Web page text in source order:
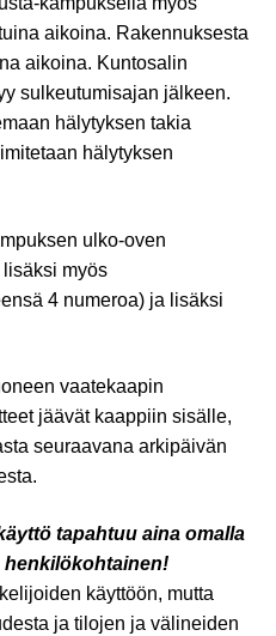
aikoina. Rakennuksesta
aikoina. Kuntosalin
sulkeutumisajan jälkeen.
hälytyksen takia
hälytyksen
ulko-oven
myös
4 numeroa) ja lisäksi
vaatekaapin
jäävät kaappiin sisälle,
seuraavana arkipäivän
tapahtuu aina omalla
henkilökohtainen!
käyttöön, mutta
ja tilojen ja välineiden